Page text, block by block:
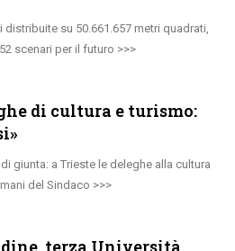
su 50.661.657 metri quadrati,
scenari per il futuro
di cultura e turismo:
giunta: a Trieste le deleghe alla cultura
del Sindaco
terza Università